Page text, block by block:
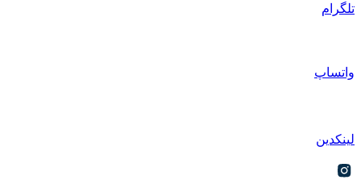
تلگرام
واتساپ
لینکدین